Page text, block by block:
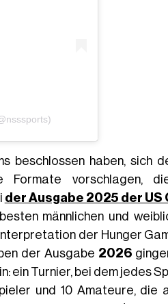
beschlossen haben, sich
Formate vorschlagen,
der Ausgabe 2025 der US
männlichen und
der Hunger
der Ausgabe 2026
ein Turnier, bei dem jedes
und 10 Amateure, die